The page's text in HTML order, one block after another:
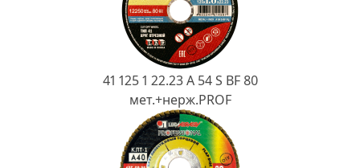
41 125 1 22.23 A 54 S BF 80
мет.+нерж.PROF